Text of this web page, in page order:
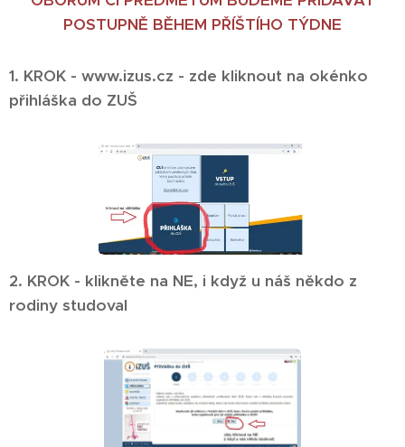
POSTUPNĚ BĚHEM PŘÍŠTÍHO TÝDNE
1. KROK - www.izus.cz - zde kliknout na okénko
přihláška do ZUŠ
2. KROK - klikněte na NE, i když u náš někdo z
rodiny studoval